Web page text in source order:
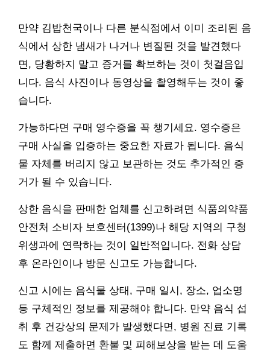
만약 김밥천국이나 다른 분식점에서 이미 조리된 음
식에서 상한 냄새가 나거나 변질된 것을 발견했다
면, 당황하지 말고 증거를 확보하는 것이 첫걸음입
니다. 음식 사진이나 동영상을 촬영해두는 것이 좋
습니다.
가능하다면 구매 영수증을 꼭 챙기세요. 영수증은
구매 사실을 입증하는 중요한 자료가 됩니다. 음식
물 자체를 버리지 않고 보관하는 것도 추가적인 증
거가 될 수 있습니다.
상한 음식을 판매한 업체를 신고하려면 식품의약품
안전처 소비자 보호센터(1399)나 해당 지역의 구청
위생과에 연락하는 것이 일반적입니다. 전화 상담
후 온라인이나 방문 신고도 가능합니다.
신고 시에는 음식물 상태, 구매 일시, 장소, 업소명
등 구체적인 정보를 제공해야 합니다. 만약 음식 섭
취 후 건강상의 문제가 발생했다면, 병원 진료 기록
도 함께 제출하면 환불 및 피해보상을 받는 데 도움